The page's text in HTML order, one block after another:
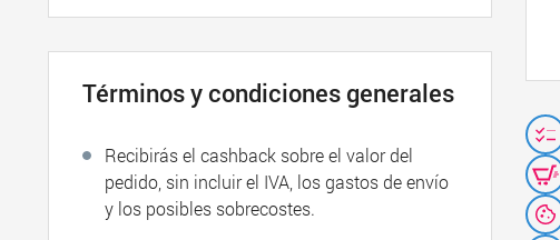
Términos y condiciones generales
Recibirás el cashback sobre el valor del
pedido, sin incluir el IVA, los gastos de envío
y los posibles sobrecostes.